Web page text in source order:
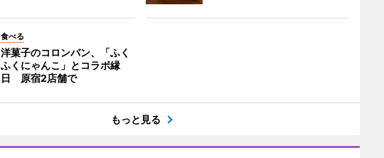
食べる
洋菓子のコロンバン、「ふく
ふくにゃんこ」とコラボ縁
日 原宿2店舗で
もっと見る